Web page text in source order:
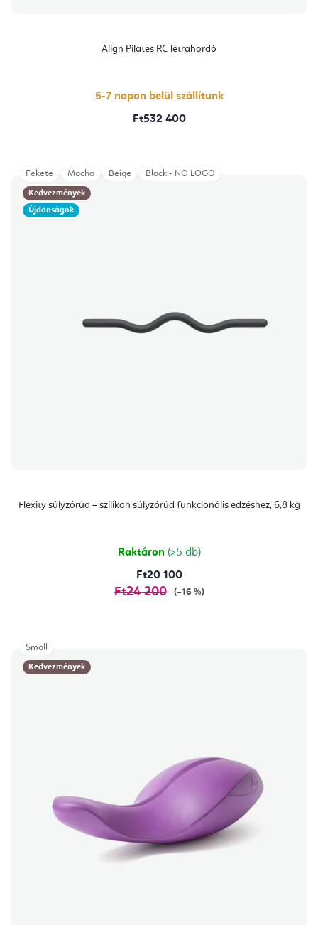
Align Pilates RC létrahordó
5-7 napon belül szállítunk
Ft532 400
Kedvezmények
Újdonságok
Flexity súlyzórúd – szilikon súlyzórúd funkcionális edzéshez, 6,8 kg
Raktáron (>5 db)
Ft20 100
Ft24 200 (–16 %)
Fekete Mocha Beige Black - NO LOGO
Kedvezmények
Small